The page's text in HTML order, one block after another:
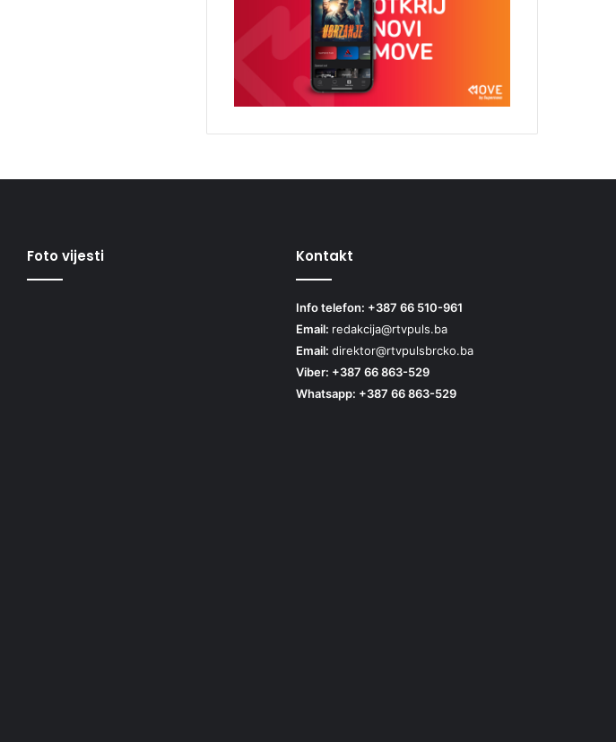
Foto vijesti Kontakt
Info telefon: +387 66 510-961
Email: redakcija@rtvpuls.ba
Email: direktor@rtvpulsbrcko.ba
Viber: +387 66 863-529
Whatsapp: +387 66 863-529